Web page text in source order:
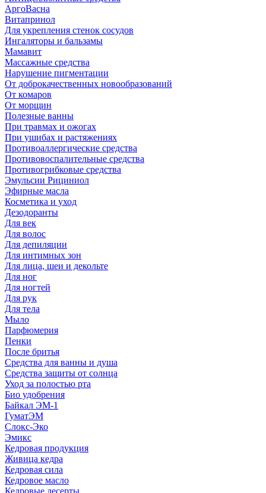
АргоВасна
Витапринол
Для укрепления стенок сосудов
Ингаляторы и бальзамы
Мамавит
Массажные средства
Нарушение пигментации
От доброкачественных новообразований
От комаров
От морщин
Полезные ванны
При травмах и ожогах
При ушибах и растяжениях
Противоаллергические средства
Противовоспалительные средства
Противогрибковые средства
Эмульсии Рициниол
Эфирные масла
Косметика и уход
Дезодоранты
Для век
Для волос
Для депиляции
Для интимных зон
Для лица, шеи и декольте
Для ног
Для ногтей
Для рук
Для тела
Мыло
Парфюмерия
Пенки
После бритья
Средства для ванны и душа
Средства защиты от солнца
Уход за полостью рта
Био удобрения
Байкал ЭМ-1
ГуматЭМ
Слокс-Эко
Эмикс
Кедровая продукция
Живица кедра
Кедровая сила
Кедровое масло
Кедровые десерты